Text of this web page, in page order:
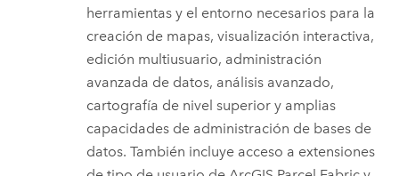
herramientas y el entorno necesarios para la
creación de mapas, visualización interactiva,
edición multiusuario, administración
avanzada de datos, análisis avanzado,
cartografía de nivel superior y amplias
capacidades de administración de bases de
datos. También incluye acceso a extensiones